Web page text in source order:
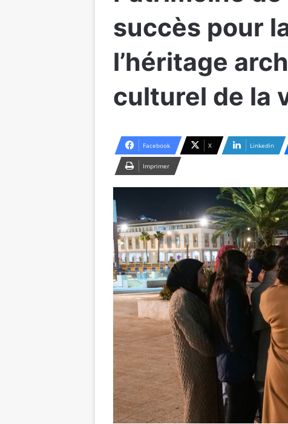
succès pour
l’héritage
culturel de la
Facebook X Linkedin
Imprimer